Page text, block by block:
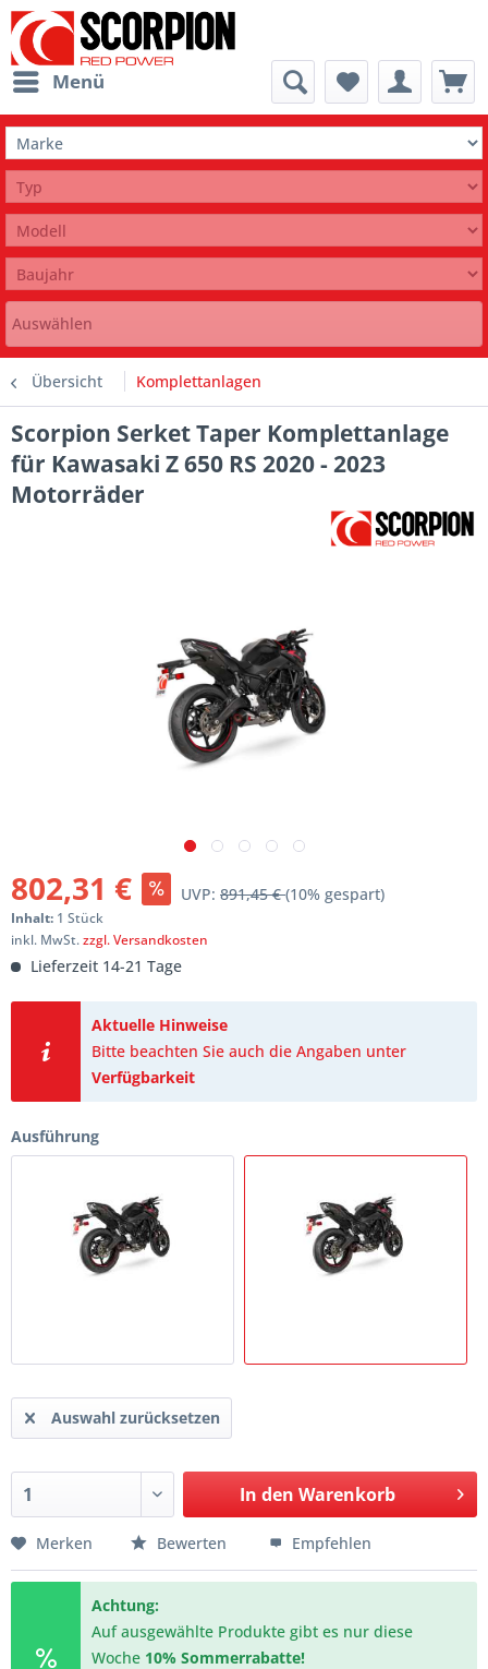
Menü
Auswählen
Übersicht Komplettanlagen
Scorpion Serket Taper Komplettanlage
für Kawasaki Z 650 RS 2020 - 2023
Motorräder
802,31 € UVP: 891,45 €(10% gespart)
Inhalt: 1 Stück
inkl. MwSt.zzgl. Versandkosten
Lieferzeit 14-21 Tage
Aktuelle Hinweise
Bitte beachten Sie auch die Angaben unter
Verfügbarkeit
Ausführung
Auswahl zurücksetzen
In den Warenkorb
Merken Bewerten Empfehlen
Achtung:
Auf ausgewählte Produkte gibt es nur diese
Woche 10% Sommerrabatte!